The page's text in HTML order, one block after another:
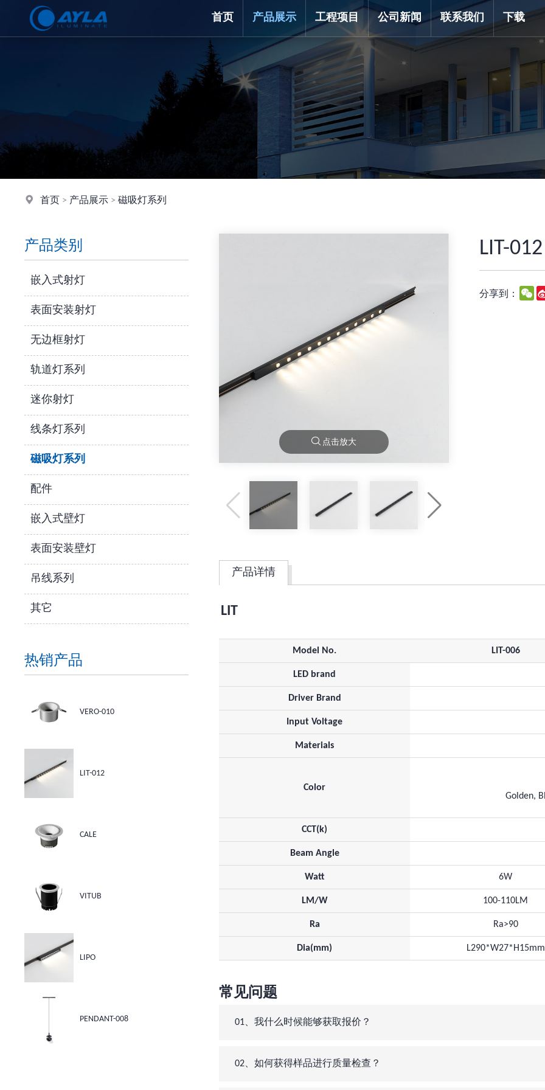
首页 产品展示 工程项目 公司新闻 联系我们 下载
首页 > 产品展示 >磁吸灯系列
产品类别
嵌入式射灯
表面安装射灯
无边框射灯
轨道灯系列
迷你射灯
线条灯系列
磁吸灯系列
配件
嵌入式壁灯
表面安装壁灯
吊线系列
其它
热销产品
VERO-010
LIT-012
CALE
VITUB
LIPO
PENDANT-008
点击放大
LIT-012
分享到：
产品详情
LIT
Model No. LIT-006
LED brand
Driver Brand
Input Voltage
Materials
Color
Golden,
CCT(k)
Beam Angle
Watt 6W
LM/W 100-110LM
Ra Ra>90
Dia(mm) L290*W27*H15mm
常见问题
01、我什么时候能够获取报价？
02、如何获得样品进行质量检查？